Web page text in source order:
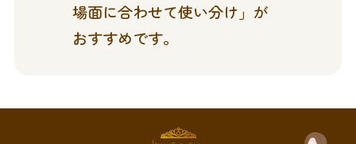
場面に合わせて使い分け」が
おすすめです。